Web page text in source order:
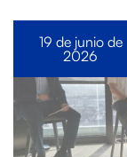
19 de junio de
2026